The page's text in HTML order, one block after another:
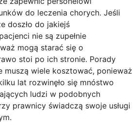
do leczenia chorych. Jeśli
doszło do jakiejś
nie są zupełnie
mogą starać się o
stoi po ich stronie. Porady
muszą wiele kosztować, ponieważ
lat rozwinęło się mnóstwo
ludzi w podobnych
prawnicy świadczą swoje usługi